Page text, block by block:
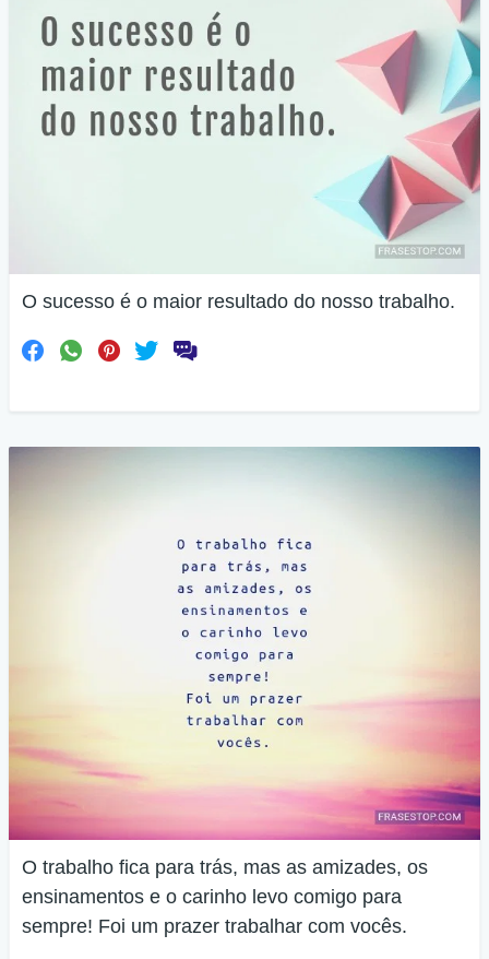
O sucesso é o maior resultado do nosso trabalho.
O trabalho fica para trás, mas as amizades, os
ensinamentos e o carinho levo comigo para
sempre! Foi um prazer trabalhar com vocês.